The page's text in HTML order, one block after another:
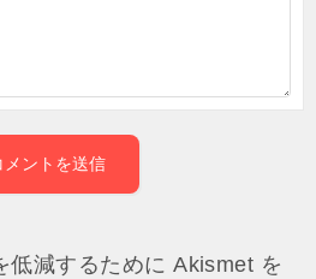
低減するために Akismet を